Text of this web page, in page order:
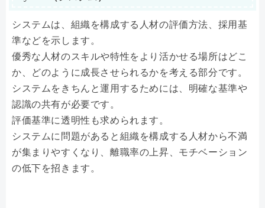
システムは、組織を構成する人材の評価方法、採用基
準などを示します。
優秀な人材のスキルや特性をより活かせる場所はどこ
か、どのように成長させられるかを考える部分です。
システムをきちんと運用するためには、明確な基準や
認識の共有が必要です。
評価基準に透明性も求められます。
システムに問題があると組織を構成する人材から不満
が集まりやすくなり、離職率の上昇、モチベーション
の低下を招きます。